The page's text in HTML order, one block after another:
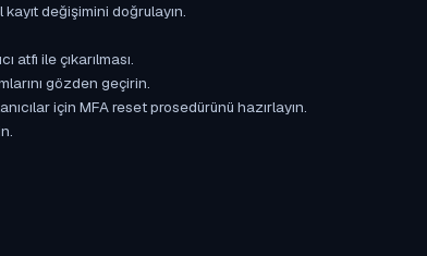
değişimini doğrulayın.
ile çıkarılması.
gözden geçirin.
için MFA reset prosedürünü hazırlayın.